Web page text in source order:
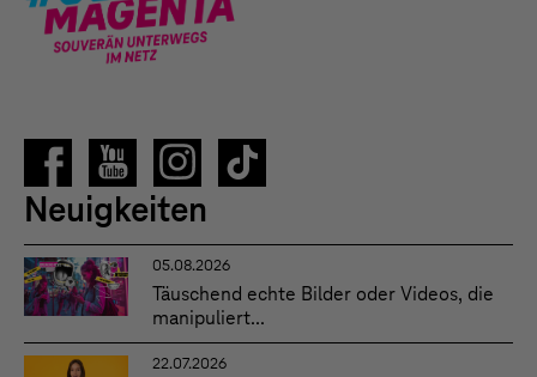
Neuigkeiten
05.08.2026
Täuschend echte Bilder oder Videos, die
manipuliert...
22.07.2026